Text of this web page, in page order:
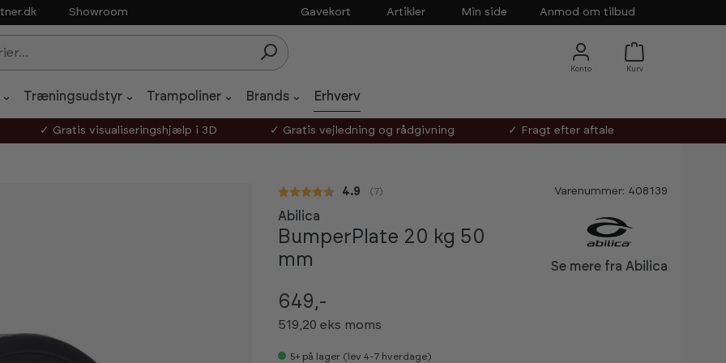
Showroom Gavekort Artikler Min side Anmod om tilbud
Træningsudstyr Trampoliner Brands Erhverv
✓ Gratis visualiseringshjælp i 3D ✓ Gratis vejledning og rådgivning
✓ Fragt efter aftale
Gennemsnitlig vurdering:
4.9 (stemmer:
7) Varenummer: 408139
Abilica
BumperPlate 20 kg 50
mm
Se mere fra Abilica
649,-
519,20 eks moms
5+ på lager (lev 4-7 hverdage)